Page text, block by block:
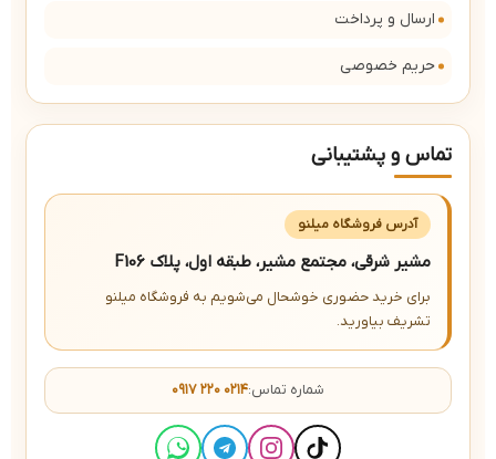
ارسال و پرداخت
حریم خصوصی
تماس و پشتیبانی
آدرس فروشگاه میلنو
مشیر شرقی، مجتمع مشیر، طبقه اول، پلاک F106
برای خرید حضوری خوشحال می‌شویم به فروشگاه میلنو
تشریف بیاورید.
شماره تماس:۰۹۱۷ ۲۲۰ ۰۲۱۴